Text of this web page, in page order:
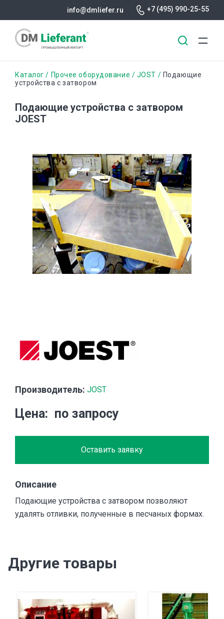
содержанию
info@dmliefer.ru +7 (495) 990-25-55
Строка
Каталог Прочее оборудование JOST
Подающие
устройства с затвором
Подающие устройства с затвором
JOEST
Производитель: JOST
Цена по запросу
Оставить заявку
Описание
Подающие устройства с затвором позволяют
удалять отливки, полученные в песчаных формах.
Другие товары